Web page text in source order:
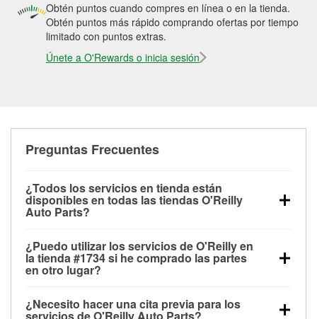
Obtén puntos cuando compres en línea o en la tienda.
Obtén puntos más rápido comprando ofertas por tiempo
limitado con puntos extras.
Únete a O'Rewards o inicia sesión
Preguntas Frecuentes
¿Todos los servicios en tienda están
disponibles en todas las tiendas O'Reilly
Auto Parts?
las pruebas de batería, pruebas de alternador y
motor de arranque, revisión de la luz “Check Engine”
con O'Reilly VeriScan® e instalación de
limpiaparabrisas o bombillas, están disponibles en
todas las tiendas O'Reilly Auto Parts. La tienda
¿Puedo utilizar los servicios de O'Reilly en
la tienda #1734 si he comprado las partes
en otro lugar?
de O'Reilly Auto Parts que estén disponibles en la
¿Necesito hacer una cita previa para los